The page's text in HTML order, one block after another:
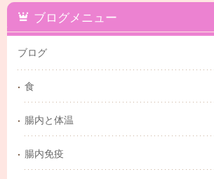
ブログメニュー
ブログ
食
腸内と体温
腸内免疫